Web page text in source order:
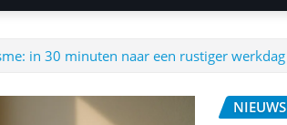
in 30 minuten naar een rustiger werkdag
NIEUWS